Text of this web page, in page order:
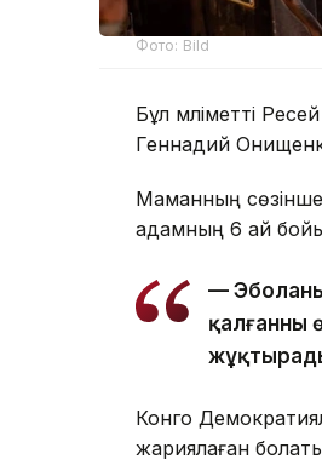
Фото: Bild
Бұл мәліметті
Геннадий
Маманның
адамның 6 ай
—
Конго
жариялаған